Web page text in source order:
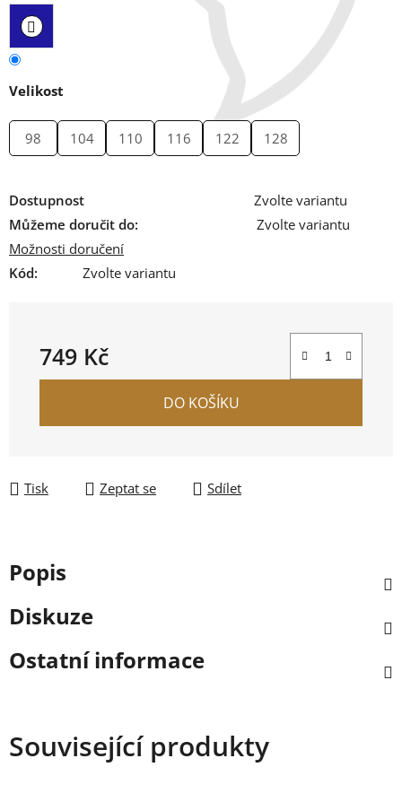
Velikost
98 104 110 116 122 128
Dostupnost
Zvolte variantu
Můžeme doručit do:
Zvolte variantu
Možnosti doručení
Kód:
Zvolte variantu
749 Kč
Měrná cena:
DO KOŠÍKU
Tisk Zeptat se Sdílet
Popis
Diskuze
Ostatní informace
Související produkty